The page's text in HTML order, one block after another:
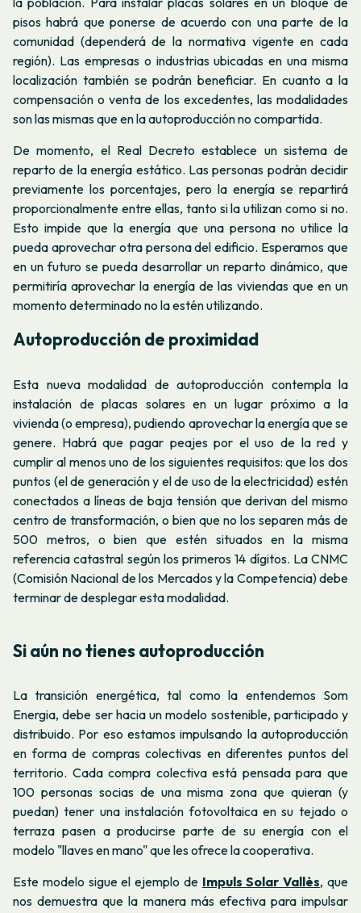
pisos habrá que ponerse de acuerdo con una parte de la
comunidad (dependerá de la normativa vigente en cada
región). Las empresas o industrias ubicadas en una misma
localización también se podrán beneficiar. En cuanto a la
compensación o venta de los excedentes, las modalidades
son las mismas que en la autoproducción no compartida.
De momento, el Real Decreto establece un sistema de
reparto de la energía estático. Las personas podrán decidir
previamente los porcentajes, pero la energía se repartirá
proporcionalmente entre ellas, tanto si la utilizan como si no.
Esto impide que la energía que una persona no utilice la
pueda aprovechar otra persona del edificio. Esperamos que
en un futuro se pueda desarrollar un reparto dinámico, que
permitiría aprovechar la energía de las viviendas que en un
momento determinado no la estén utilizando.
Autoproducción de proximidad
Esta nueva modalidad de autoproducción contempla la
instalación de placas solares en un lugar próximo a la
vivienda (o empresa), pudiendo aprovechar la energía que se
genere. Habrá que pagar peajes por el uso de la red y
cumplir al menos uno de los siguientes requisitos: que los dos
puntos (el de generación y el de uso de la electricidad) estén
conectados a líneas de baja tensión que derivan del mismo
centro de transformación, o bien que no los separen más de
500 metros, o bien que estén situados en la misma
referencia catastral según los primeros 14 dígitos. La CNMC
(Comisión Nacional de los Mercados y la Competencia) debe
terminar de desplegar esta modalidad.
Si aún no tienes autoproducción
La transición energética, tal como la entendemos Som
Energia, debe ser hacia un modelo sostenible, participado y
distribuido. Por eso estamos impulsando la autoproducción
en forma de compras colectivas en diferentes puntos del
territorio. Cada compra colectiva está pensada para que
100 personas socias de una misma zona que quieran (y
puedan) tener una instalación fotovoltaica en su tejado o
terraza pasen a producirse parte de su energía con el
modelo "llaves en mano" que les ofrece la cooperativa.
Este modelo sigue el ejemplo de Impuls Solar Vallès, que
nos demuestra que la manera más efectiva para impulsar